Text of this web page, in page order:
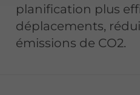
planification plus
déplacements,
émissions de CO2.